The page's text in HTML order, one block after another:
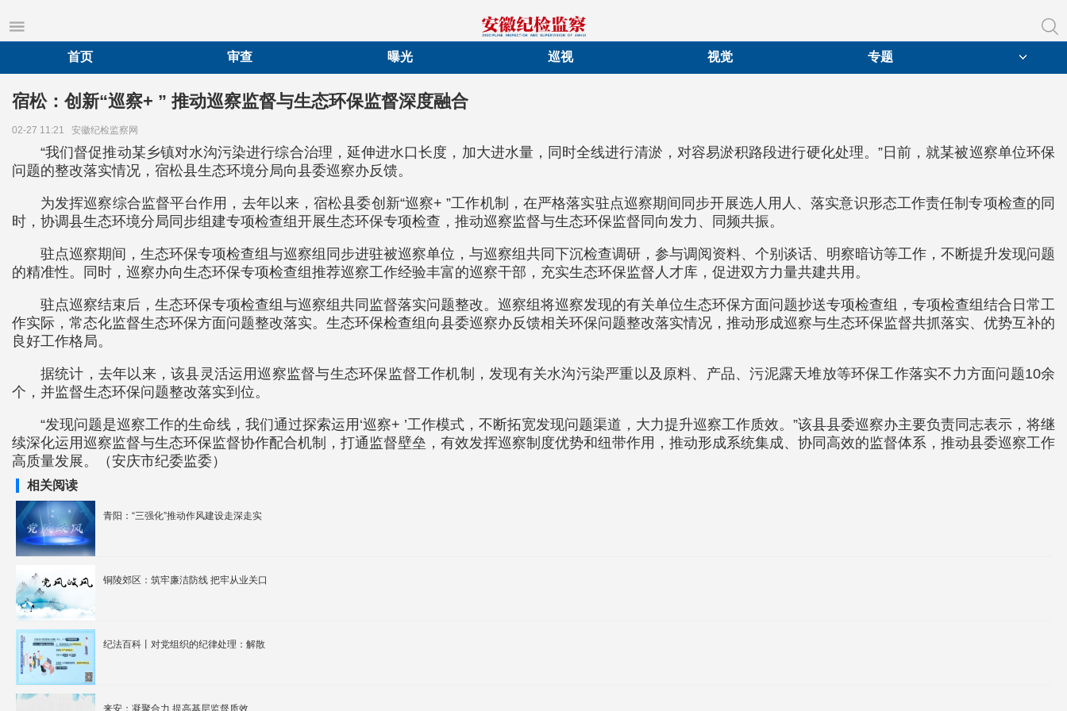
首页
审查 曝光 巡视 视觉 专题
宿松：创新“巡察+ ” 推动巡察监督与生态环保监督深度融合
02-27 11:21 安徽纪检监察网
“我们督促推动某乡镇对水沟污染进行综合治理，延伸进水口长度，加大进水量，同时全线进行清淤，对容易淤积路段进行硬化处理。”日前，就某被巡察单位环保
问题的整改落实情况，宿松县生态环境分局向县委巡察办反馈。
为发挥巡察综合监督平台作用，去年以来，宿松县委创新“巡察+ ”工作机制，在严格落实驻点巡察期间同步开展选人用人、落实意识形态工作责任制专项检查的同
时，协调县生态环境分局同步组建专项检查组开展生态环保专项检查，推动巡察监督与生态环保监督同向发力、同频共振。
驻点巡察期间，生态环保专项检查组与巡察组同步进驻被巡察单位，与巡察组共同下沉检查调研，参与调阅资料、个别谈话、明察暗访等工作，不断提升发现问题
的精准性。同时，巡察办向生态环保专项检查组推荐巡察工作经验丰富的巡察干部，充实生态环保监督人才库，促进双方力量共建共用。
驻点巡察结束后，生态环保专项检查组与巡察组共同监督落实问题整改。巡察组将巡察发现的有关单位生态环保方面问题抄送专项检查组，专项检查组结合日常工
作实际，常态化监督生态环保方面问题整改落实。生态环保检查组向县委巡察办反馈相关环保问题整改落实情况，推动形成巡察与生态环保监督共抓落实、优势互补的
良好工作格局。
据统计，去年以来，该县灵活运用巡察监督与生态环保监督工作机制，发现有关水沟污染严重以及原料、产品、污泥露天堆放等环保工作落实不力方面问题10余
个，并监督生态环保问题整改落实到位。
“发现问题是巡察工作的生命线，我们通过探索运用‘巡察+ ’工作模式，不断拓宽发现问题渠道，大力提升巡察工作质效。”该县县委巡察办主要负责同志表示，将继
续深化运用巡察监督与生态环保监督协作配合机制，打通监督壁垒，有效发挥巡察制度优势和纽带作用，推动形成系统集成、协同高效的监督体系，推动县委巡察工作
高质量发展。（安庆市纪委监委）
相关阅读
青阳：“三强化”推动作风建设走深走实
铜陵郊区：筑牢廉洁防线 把牢从业关口
纪法百科丨对党组织的纪律处理：解散
来安：凝聚合力 提高基层监督质效